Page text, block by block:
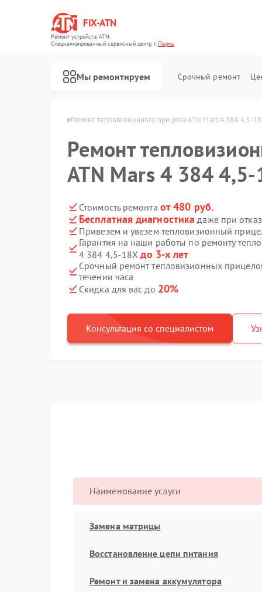
FIX-ATN
Ремонт устройств ATN
Специализированный cервисный центр г.Пермь
Мы ремонтируем Срочный ремонт
Ремонт тепловизионного прицела ATN Mars 4 384 4,5-
Ремонт
ATN Mars 4 384
Стоимость ремонта от 480 руб.
Бесплатная диагностика даже при
Привезем и увезем тепловизионный
Гарантия на наши работы по ремонту
4 384 4,5-18Xдо 3-х лет
Срочный ремонт тепловизионных
течении часа
Скидка для вас до 20%
Консультация со специалистом
Наименование услуги
Замена матрицы
Восстановление цепи питания
Ремонт и замена аккумулятора